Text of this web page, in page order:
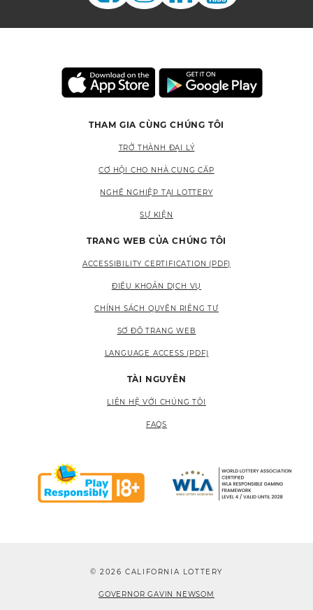
THAM GIA CÙNG CHÚNG TÔI
TRỞ THÀNH ĐẠI LÝ
CƠ HỘI CHO NHÀ CUNG CẤP
NGHỀ NGHIỆP TẠI LOTTERY
SỰ KIỆN
TRANG WEB CỦA CHÚNG TÔI
ACCESSIBILITY CERTIFICATION (PDF)
ĐIỀU KHOẢN DỊCH VỤ
CHÍNH SÁCH QUYỀN RIÊNG TƯ
SƠ ĐỒ TRANG WEB
LANGUAGE ACCESS (PDF)
TÀI NGUYÊN
LIÊN HỆ VỚI CHÚNG TÔI
FAQS
© 2026 CALIFORNIA LOTTERY
GOVERNOR GAVIN NEWSOM